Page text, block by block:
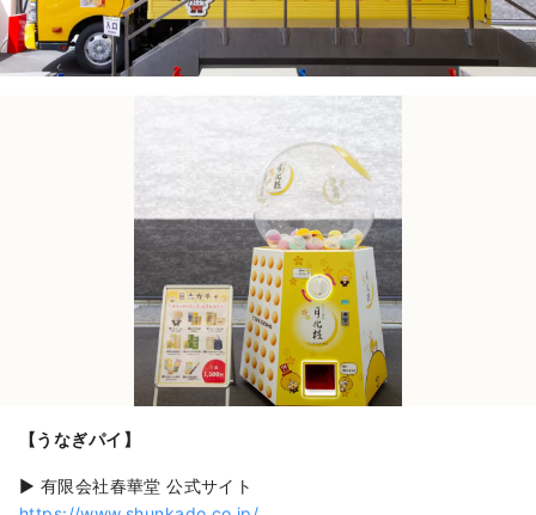
【うなぎパイ】
▶ 有限会社春華堂 公式サイト